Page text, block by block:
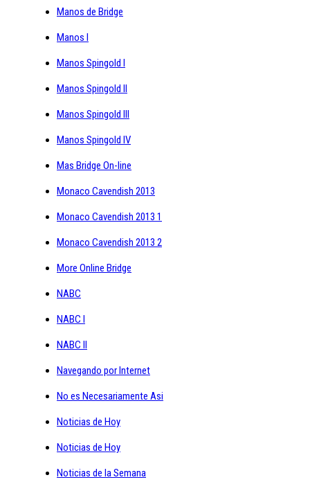
Manos de Bridge
Manos I
Manos Spingold I
Manos Spingold II
Manos Spingold III
Manos Spingold IV
Mas Bridge On-line
Monaco Cavendish 2013
Monaco Cavendish 2013 1
Monaco Cavendish 2013 2
More Online Bridge
NABC
NABC I
NABC II
Navegando por Internet
No es Necesariamente Asi
Noticias de Hoy
Noticias de Hoy
Noticias de la Semana